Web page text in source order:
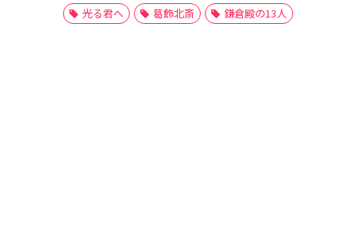
光る君へ
葛飾北斎 鎌倉殿の13人